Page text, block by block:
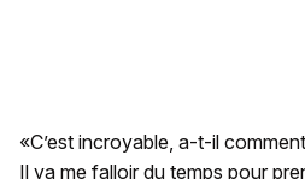
«C’est incroyable, a-t-il
Il va me falloir du temps pour